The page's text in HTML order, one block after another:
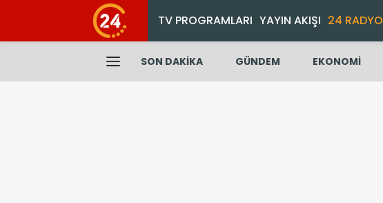
TV PROGRAMLARI YAYIN AKIŞI 24 RADYO
SON DAKİKA GÜNDEM EKONOMİ